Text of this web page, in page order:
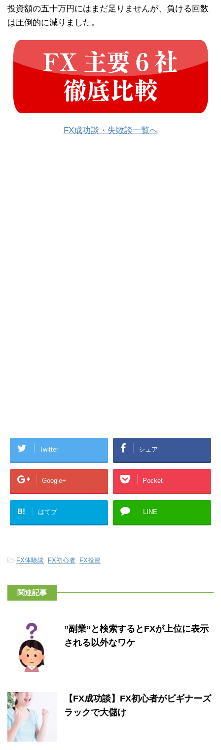
投資額の五十万円にはまだ足りませんが、負ける回数
は圧倒的に減りました。
FX成功談・失敗談一覧へ
Twitter シェア
Google+ Pocket
B! はてブ LINE
-FX体験談 FX初心者 FX投資
関連記事
”副業”と検索するとFXが上位に表示
される以外なワケ
【FX成功談】FX初心者がビギナーズ
ラックで大儲け